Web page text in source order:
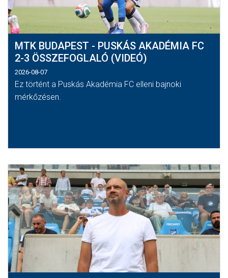
MTK BUDAPEST - PUSKÁS AKADÉMIA FC
2-3 ÖSSZEFOGLALÓ (VIDEÓ)
2026-08-07
Ez történt a Puskás Akadémia FC elleni bajnoki
mérkőzésen.